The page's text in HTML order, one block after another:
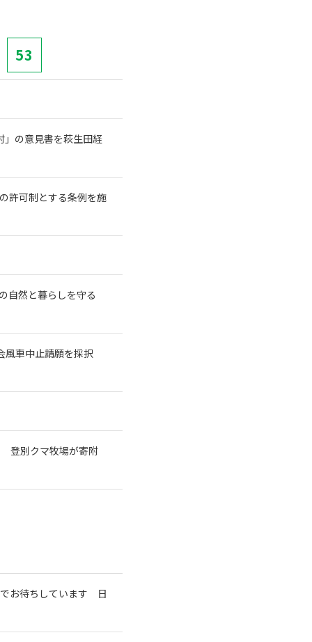
53
」の意見書を萩生田経
許可制とする条例を施
自然と暮らしを守る
風車中止請願を採択
登別クマ牧場が寄附
でお待ちしています 日